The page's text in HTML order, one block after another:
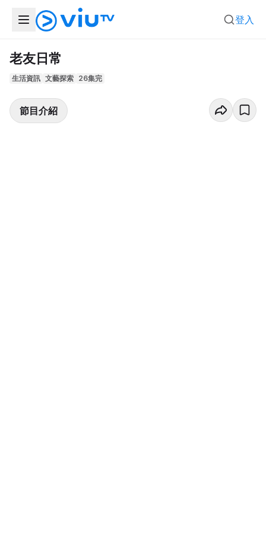
登入
老友日常
生活資訊 文藝探索 26集完
節目介紹